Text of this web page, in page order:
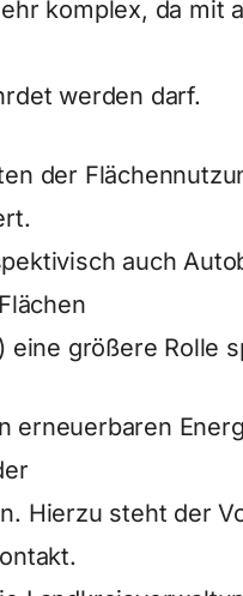
komplex, da mit
werden darf.
der
auch
eine größere Rolle
erneuerbaren
Hierzu steht der